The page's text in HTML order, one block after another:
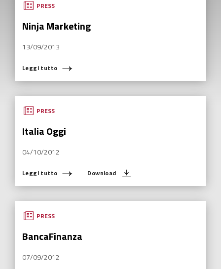
PRESS
Ninja Marketing
13/09/2013
Leggi tutto
PRESS
Italia Oggi
04/10/2012
Leggi tutto Download
PRESS
BancaFinanza
07/09/2012